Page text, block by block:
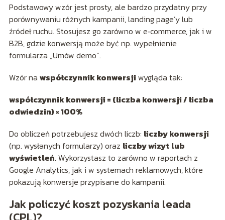
Podstawowy wzór jest prosty, ale bardzo przydatny przy
porównywaniu różnych kampanii, landing page’y lub
źródeł ruchu. Stosujesz go zarówno w e‑commerce, jak i w
B2B, gdzie konwersją może być np. wypełnienie
formularza „Umów demo”.
Wzór na współczynnik konwersji wygląda tak:
współczynnik konwersji = (liczba konwersji / liczba
odwiedzin) × 100%
Do obliczeń potrzebujesz dwóch liczb: liczby konwersji
(np. wysłanych formularzy) oraz liczby wizyt lub
wyświetleń. Wykorzystasz to zarówno w raportach z
Google Analytics, jak i w systemach reklamowych, które
pokazują konwersje przypisane do kampanii.
Jak policzyć koszt pozyskania leada